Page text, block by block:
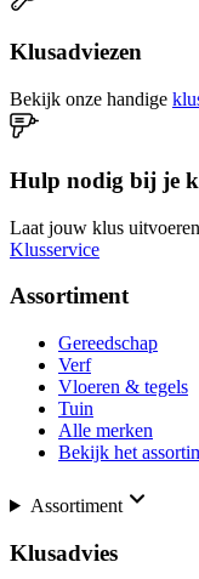
Klusadviezen
Bekijk onze handige
Hulp nodig bij je
Laat jouw klus
Klusservice
Assortiment
Gereedschap
Verf
Vloeren & tegels
Tuin
Alle merken
Bekijk het
Assortiment
Klusadvies